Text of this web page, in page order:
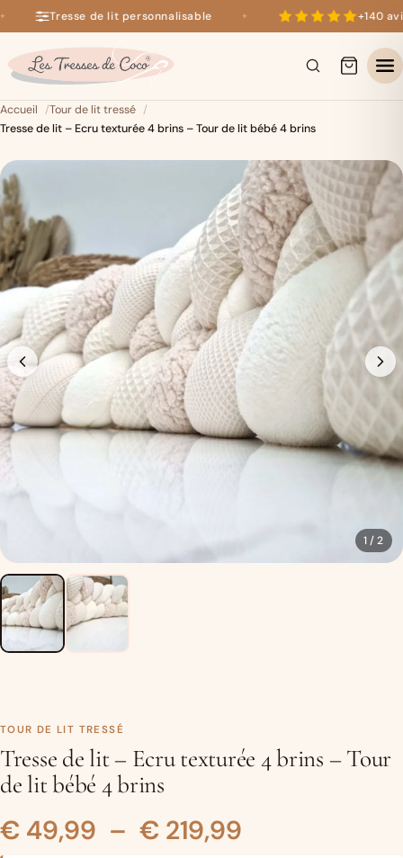
+140 avis 5 étoiles sur Google
Tresse de lit personnalisable +140
Accueil
Tour de lit tressé
Tresse de lit – Ecru texturée 4 brins – Tour de lit bébé 4 brins
1 / 2
TOUR DE LIT TRESSÉ
Tresse de lit – Ecru texturée 4 brins – Tour
de lit bébé 4 brins
€ 49,99 – € 219,99